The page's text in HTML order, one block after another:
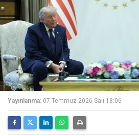
Yayınlanma: 07 Temmuz 2026 Salı 18:06